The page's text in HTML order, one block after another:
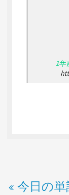
1年
今日の